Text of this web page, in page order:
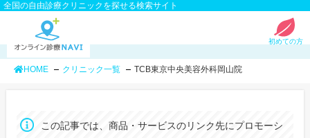
全国の自由診療クリニックを探せる検索サイト
初めての方
HOME クリニック一覧 TCB東京中央美容外科岡山院
この記事では、商品・サービスのリンク先にプロモーシ